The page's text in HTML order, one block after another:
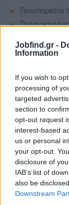
Jobfind.gr -
Information
If you wish to
processing of
targeted
section to
opt-out request
interest-based
us or personal
your opt-out.
disclosure of
IAB’s list of
also be
Downstream
Προϋπηρεσία
Προαιρετικά
Παροχές